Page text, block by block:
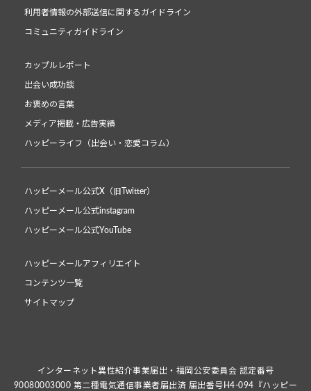
利用者情報の外部送信に関するガイドライン
コミュニティガイドライン
カップルレポート
出会い成功談
お褒めの言葉
メディア掲載・広告実績
ハッピーライフ（出会い・恋愛コラム）
ハッピーメール公式X（旧Twitter）
ハッピーメール公式instagram
ハッピーメール公式YouTube
ハッピーメールアフィリエイト
コンテンツ一覧
サイトマップ
インターネット異性紹介事業届出・福岡公安委員会 認定番号
90080003000 第二種電気通信事業者届出済 届出番号H4-094『ハッピー